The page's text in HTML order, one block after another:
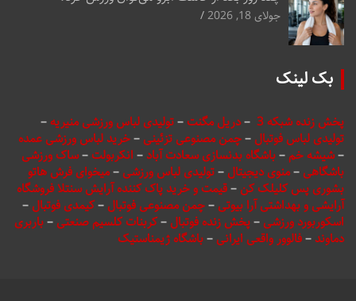
جولای 18, 2026
بک لینک
پخش زنده شبکه 3 –دریل مگنت–تولیدی لباس ورزشی منیریه–
تولیدی لباس فوتبال –چمن مصنوعی تزئینی –خرید لباس ورزشی عمده
–شیشه خم–باشگاه بدنسازی سعادت آباد – انکربولت–ساک ورزشی
باشگاهی –منوی دیجیتال –تولیدی لباس ورزشی –میخوای فرش هاتو
بشوری پس کلیلک کن –قیمت و خرید پاک کننده آرایش سنتلا فروشگاه
آرایشی و بهداشتی آرا بیوتی –چمن مصنوعی فوتبال –کیمدی فوتبال –
اسکوربورد ورزشی –پخش زنده فوتبال –کربنات کلسیم صنعتی –باربری
دماوند–فالوور واقعی ایرانی –باشگاه ژیمناستیک